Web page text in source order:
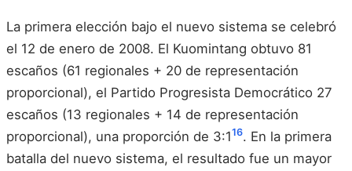
La primera elección bajo el nuevo sistema se celebró
el 12 de enero de 2008. El Kuomintang obtuvo 81
escaños (61 regionales + 20 de representación
proporcional), el Partido Progresista Democrático 27
escaños (13 regionales + 14 de representación
proporcional), una proporción de 3:116. En la primera
batalla del nuevo sistema, el resultado fue un mayor